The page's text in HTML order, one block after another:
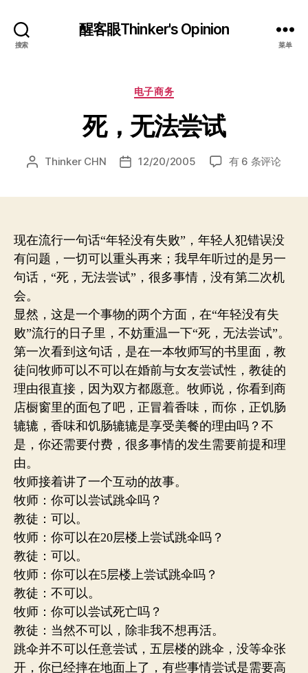
搜索
醒客眼Thinker's Opinion
菜单
分
电子商务
死，无法尝试
文 Thinker CHN
发 12/20/2005
死，
有 6 条评论
现在流行一句话“年轻没有失败”，年轻人犯错误没
有问题，一切可以重头再来；我早年听过的是另一
句话，“死，无法尝试”，很多事情，没有第二次机
会。
显然，这是一个事物的两个方面，在“年轻没有失
败”流行的日子里，不妨重温一下“死，无法尝试”。
第一次看到这句话，是在一本牧师写的书里面，教
徒问牧师可以不可以在婚前与女友尝试性，教徒的
理由很直接，因为双方都愿意。牧师说，你看到商
店橱窗里的面包了吧，正冒着香味，而你，正饥肠
辘辘，香味和饥肠辘辘是享受美餐的理由吗？不
是，你还需要付费，很多事情的发生需要前提和理
由。
牧师接着讲了一个互动的故事。
牧师：你可以尝试跳伞吗？
教徒：可以。
牧师：你可以在20层楼上尝试跳伞吗？
教徒：可以。
牧师：你可以在5层楼上尝试跳伞吗？
教徒：不可以。
牧师：你可以尝试死亡吗？
教徒：当然不可以，除非我不想再活。
跳伞并不可以任意尝试，五层楼的跳伞，没等伞张
开，你已经摔在地面上了，有些事情尝试是需要高